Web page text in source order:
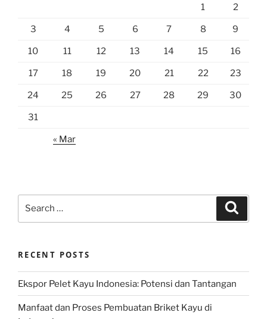
1 2
3 4 5 6 7 8 9
10 11 12 13 14 15 16
17 18 19 20 21 22 23
24 25 26 27 28 29 30
31
« Mar
RECENT POSTS
Ekspor Pelet Kayu Indonesia: Potensi dan Tantangan
Manfaat dan Proses Pembuatan Briket Kayu di